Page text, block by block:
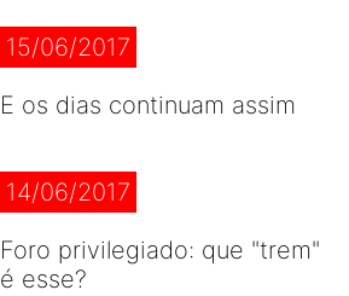
15/06/2017
E os dias continuam assim
14/06/2017
Foro privilegiado: que "trem"
é esse?